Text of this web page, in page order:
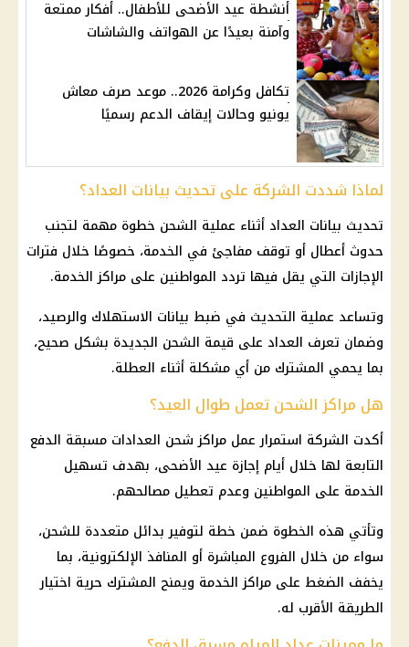
أنشطة عيد الأضحى للأطفال.. أفكار ممتعة
وآمنة بعيدًا عن الهواتف والشاشات
تكافل وكرامة 2026.. موعد صرف معاش
يونيو وحالات إيقاف الدعم رسميًا
لماذا شددت الشركة على تحديث بيانات العداد؟
تحديث بيانات العداد أثناء عملية الشحن خطوة مهمة لتجنب
حدوث أعطال أو توقف مفاجئ في الخدمة، خصوصًا خلال فترات
الإجازات التي يقل فيها تردد المواطنين على مراكز الخدمة.
وتساعد عملية التحديث في ضبط بيانات الاستهلاك والرصيد،
وضمان تعرف العداد على قيمة الشحن الجديدة بشكل صحيح،
بما يحمي المشترك من أي مشكلة أثناء العطلة.
هل مراكز الشحن تعمل طوال العيد؟
أكدت الشركة استمرار عمل مراكز شحن العدادات مسبقة الدفع
التابعة لها خلال أيام إجازة عيد الأضحى، بهدف تسهيل
الخدمة على المواطنين وعدم تعطيل مصالحهم.
وتأتي هذه الخطوة ضمن خطة لتوفير بدائل متعددة للشحن،
سواء من خلال الفروع المباشرة أو المنافذ الإلكترونية، بما
يخفف الضغط على مراكز الخدمة ويمنح المشترك حرية اختيار
الطريقة الأقرب له.